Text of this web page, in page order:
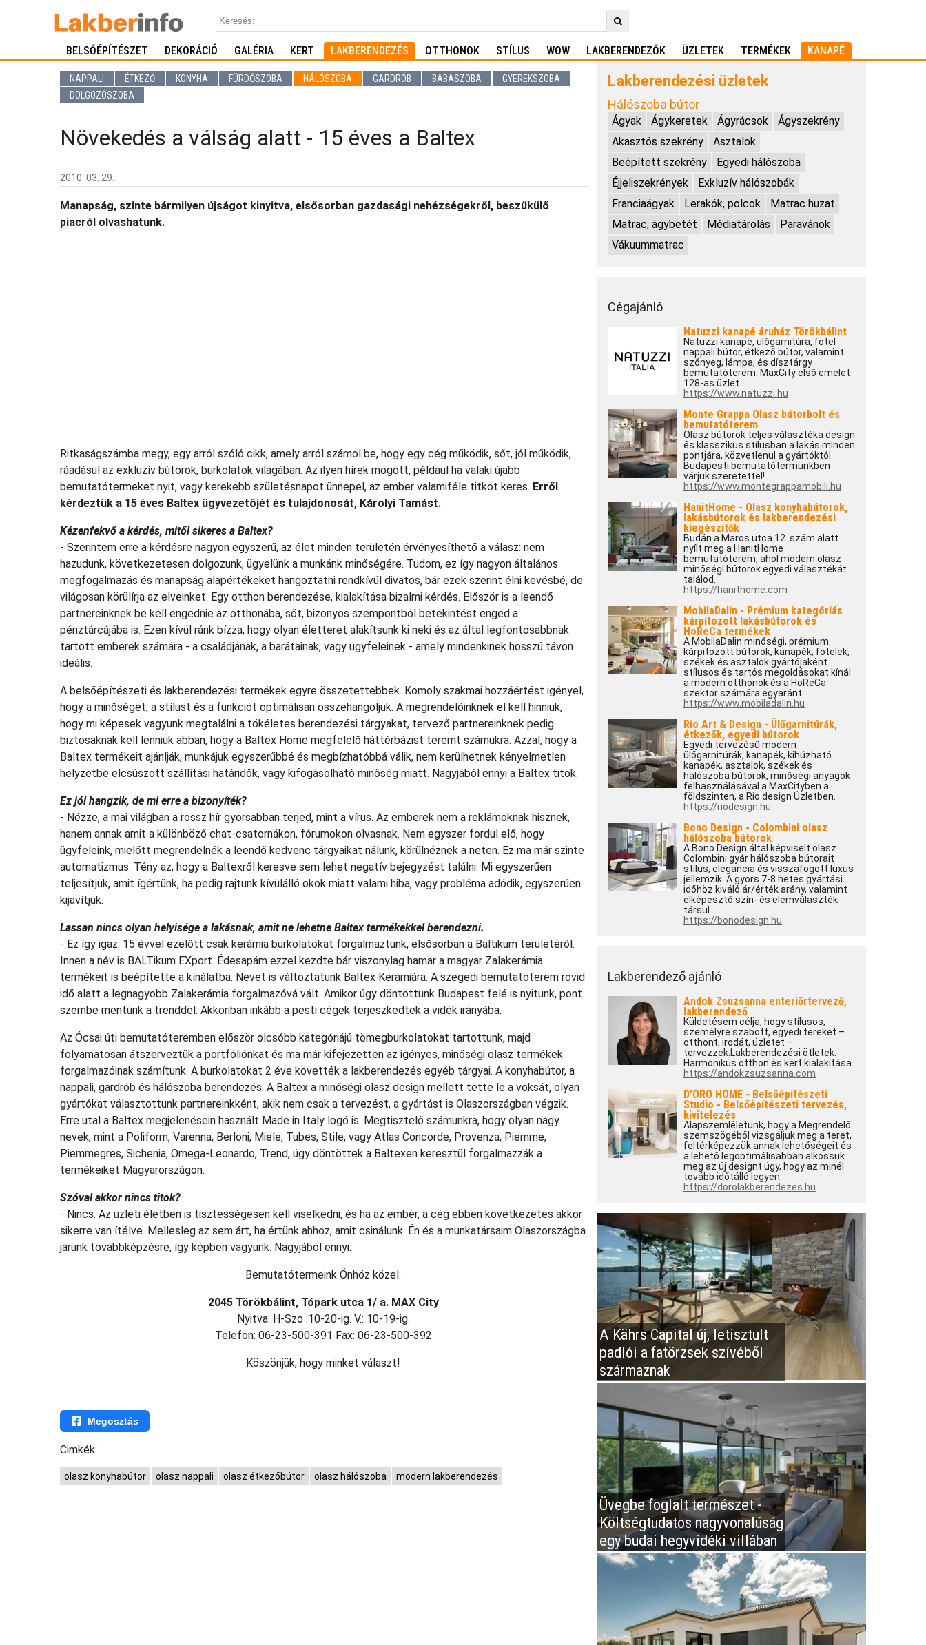
BELSŐÉPÍTÉSZET DEKORÁCIÓ GALÉRIA KERT LAKBERENDEZÉS OTTHONOK STÍLUS WOW LAKBERENDEZŐK ÜZLETEK TERMÉKEK KANAPÉ
NAPPALI ÉTKEZŐ KONYHA FÜRDŐSZOBA HÁLÓSZOBA GARDRÓB BABASZOBA
GYEREKSZOBA
DOLGOZÓSZOBA
Növekedés a válság alatt - 15 éves a Baltex
2010. 03. 29.
Manapság, szinte bármilyen újságot kinyitva, elsősorban gazdasági nehézségekről, beszűkülő
piacról olvashatunk.
Ritkaságszámba megy, egy arról szóló cikk, amely arról számol be, hogy egy cég működik, sőt, jól működik,
ráadásul az exkluzív bútorok, burkolatok világában. Az ilyen hírek mögött, például ha valaki újabb
bemutatótermeket nyit, vagy kerekebb születésnapot ünnepel, az ember valamiféle titkot keres. Erről
kérdeztük a 15 éves Baltex ügyvezetőjét és tulajdonosát, Károlyi Tamást.
Kézenfekvő a kérdés, mitől sikeres a Baltex?
- Szerintem erre a kérdésre nagyon egyszerű, az élet minden területén érvényesíthető a válasz: nem
hazudunk, következetesen dolgozunk, ügyelünk a munkánk minőségére. Tudom, ez így nagyon általános
megfogalmazás és manapság alapértékeket hangoztatni rendkívül divatos, bár ezek szerint élni kevésbé, de
világosan körülírja az elveinket. Egy otthon berendezése, kialakítása bizalmi kérdés. Először is a leendő
partnereinknek be kell engednie az otthonába, sőt, bizonyos szempontból betekintést enged a
pénztárcájába is. Ezen kívül ránk bízza, hogy olyan életteret alakítsunk ki neki és az által legfontosabbnak
tartott emberek számára - a családjának, a barátainak, vagy ügyfeleinek - amely mindenkinek hosszú távon
ideális.
A belsőépítészeti és lakberendezési termékek egyre összetettebbek. Komoly szakmai hozzáértést igényel,
hogy a minőséget, a stílust és a funkciót optimálisan összehangoljuk. A megrendelőinknek el kell hinniük,
hogy mi képesek vagyunk megtalálni a tökéletes berendezési tárgyakat, tervező partnereinknek pedig
biztosaknak kell lenniük abban, hogy a Baltex Home megfelelő háttérbázist teremt számukra. Azzal, hogy a
Baltex termékeit ajánlják, munkájuk egyszerűbbé és megbízhatóbbá válik, nem kerülhetnek kényelmetlen
helyzetbe elcsúszott szállítási határidők, vagy kifogásolható minőség miatt. Nagyjából ennyi a Baltex titok.
Ez jól hangzik, de mi erre a bizonyíték?
- Nézze, a mai világban a rossz hír gyorsabban terjed, mint a vírus. Az emberek nem a reklámoknak hisznek,
hanem annak amit a különböző chat-csatornákon, fórumokon olvasnak. Nem egyszer fordul elő, hogy
ügyfeleink, mielőtt megrendelnék a leendő kedvenc tárgyaikat nálunk, körülnéznek a neten. Ez ma már szinte
automatizmus. Tény az, hogy a Baltexről keresve sem lehet negatív bejegyzést találni. Mi egyszerűen
teljesítjük, amit ígértünk, ha pedig rajtunk kívülálló okok miatt valami hiba, vagy probléma adódik, egyszerűen
kijavítjuk.
Lassan nincs olyan helyisége a lakásnak, amit ne lehetne Baltex termékekkel berendezni.
- Ez így igaz. 15 évvel ezelőtt csak kerámia burkolatokat forgalmaztunk, elsősorban a Baltikum területéről.
Innen a név is BALTikum EXport. Édesapám ezzel kezdte bár viszonylag hamar a magyar Zalakerámia
termékeit is beépítette a kínálatba. Nevet is változtatunk Baltex Kerámiára. A szegedi bemutatóterem rövid
idő alatt a legnagyobb Zalakerámia forgalmazóvá vált. Amikor úgy döntöttünk Budapest felé is nyitunk, pont
szembe mentünk a trenddel. Akkoriban inkább a pesti cégek terjeszkedtek a vidék irányába.
Az Ócsai úti bemutatóteremben először olcsóbb kategóriájú tömegburkolatokat tartottunk, majd
folyamatosan átszerveztük a portfóliónkat és ma már kifejezetten az igényes, minőségi olasz termékek
forgalmazóinak számítunk. A burkolatokat 2 éve követték a lakberendezés egyéb tárgyai. A konyhabútor, a
nappali, gardrób és hálószoba berendezés. A Baltex a minőségi olasz design mellett tette le a voksát, olyan
gyártókat választottunk partnereinkként, akik nem csak a tervezést, a gyártást is Olaszországban végzik.
Erre utal a Baltex megjelenésein használt Made in Italy logó is. Megtisztelő számunkra, hogy olyan nagy
nevek, mint a Poliform, Varenna, Berloni, Miele, Tubes, Stile, vagy Atlas Concorde, Provenza, Piemme,
Piemmegres, Sichenia, Omega-Leonardo, Trend, úgy döntöttek a Baltexen keresztül forgalmazzák a
termékeiket Magyarországon.
Szóval akkor nincs titok?
- Nincs. Az üzleti életben is tisztességesen kell viselkedni, és ha az ember, a cég ebben következetes akkor
sikerre van ítélve. Mellesleg az sem árt, ha értünk ahhoz, amit csinálunk. Én és a munkatársaim Olaszországba
járunk továbbképzésre, így képben vagyunk. Nagyjából ennyi.
Bemutatótermeink Önhöz közel:
2045 Törökbálint, Tópark utca 1/ a. MAX City
Nyitva: H-Szo :10-20-ig. V.: 10-19-ig.
Telefon: 06-23-500-391 Fax: 06-23-500-392
Köszönjük, hogy minket választ!
Megosztás
Cimkék:
olasz konyhabútor olasz nappali olasz étkezőbútor olasz hálószoba modern lakberendezés
Lakberendezési üzletek
Hálószoba bútor
Ágyak Ágykeretek Ágyrácsok
Ágyszekrény
Akasztós szekrény
Asztalok
Beépített szekrény
Egyedi hálószoba
Éjjeliszekrények
Exkluzív hálószobák
Franciaágyak
Lerakók, polcok
Matrac huzat
Matrac, ágybetét
Médiatárolás
Paravánok
Vákuummatrac
Cégajánló
Natuzzi kanapé áruház Törökbálint
Natuzzi kanapé, ülőgarnitúra, fotel
nappali bútor, étkező bútor, valamint
szőnyeg, lámpa, és dísztárgy
bemutatóterem. MaxCity első emelet
128-as üzlet.
https://www.natuzzi.hu
Monte Grappa Olasz bútorbolt és
bemutatóterem
Olasz bútorok teljes választéka design
és klasszikus stílusban a lakás minden
pontjára, közvetlenül a gyártóktól.
Budapesti bemutatótermünkben
várjuk szeretettel!
https://www.montegrappamobili.hu
HanitHome - Olasz konyhabútorok,
lakásbútorok és lakberendezési
kiegészítők
Budán a Maros utca 12. szám alatt
nyílt meg a HanitHome
bemutatóterem, ahol modern olasz
minőségi bútorok egyedi választékát
találod.
https://hanithome.com
MobilaDalin - Prémium kategóriás
kárpitozott lakásbútorok és
HoReCa termékek
A MobilaDalin minőségi, prémium
kárpitozott bútorok, kanapék, fotelek,
székek és asztalok gyártójaként
stílusos és tartós megoldásokat kínál
a modern otthonok és a HoReCa
szektor számára egyaránt.
https://www.mobiladalin.hu
Rio Art & Design - Ülőgarnitúrák,
étkezők, egyedi bútorok
Egyedi tervezésű modern
ülőgarnitúrák, kanapék, kihúzható
kanapék, asztalok, székek és
hálószoba bútorok, minőségi anyagok
felhasználásával a MaxCityben a
földszinten, a Rio design Üzletben.
https://riodesign.hu
Bono Design - Colombini olasz
hálószoba bútorok
A Bono Design által képviselt olasz
Colombini gyár hálószoba bútorait
stílus, elegancia és visszafogott luxus
jellemzik. A gyors 7-8 hetes gyártási
időhöz kiváló ár/érték arány, valamint
elképesztő szín- és elemválaszték
társul.
https://bonodesign.hu
Lakberendező ajánló
Andok Zsuzsanna enteriőrtervező,
lakberendező
Küldetésem célja, hogy stílusos,
személyre szabott, egyedi tereket –
otthont, irodát, üzletet –
tervezzek.Lakberendezési ötletek.
Harmonikus otthon és kert kialakítása.
https://andokzsuzsanna.com
D’ORO HOME - Belsőépítészeti
Studio - Belsőépítészeti tervezés,
kivitelezés
Alapszemléletünk, hogy a Megrendelő
szemszögéből vizsgáljuk meg a teret,
feltérképezzük annak lehetőségeit és
a lehető legoptimálisabban alkossuk
meg az új designt úgy, hogy az minél
tovább időtálló legyen.
https://dorolakberendezes.hu
A Kährs Capital új, letisztult
padlói a fatörzsek szívéből
származnak
Üvegbe foglalt természet -
Költségtudatos nagyvonalúság
egy budai hegyvidéki villában